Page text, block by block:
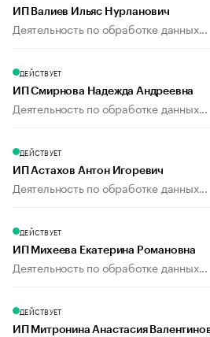
ИП Валиев Ильяс Нурланович
Деятельность по обработке данных...
ДЕЙСТВУЕТ
ИП Смирнова Надежда Андреевна
Деятельность по обработке данных...
ДЕЙСТВУЕТ
ИП Астахов Антон Игоревич
Деятельность по обработке данных...
ДЕЙСТВУЕТ
ИП Михеева Екатерина Романовна
Деятельность по обработке данных...
ДЕЙСТВУЕТ
ИП Митронина Анастасия